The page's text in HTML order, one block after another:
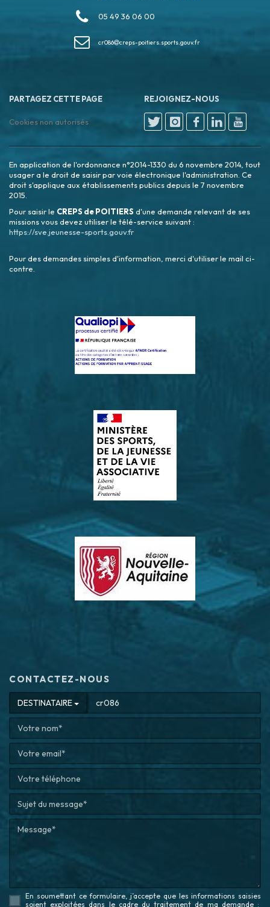
05 49 36 06 00
cr086 creps-poitiers.sports.gouv.fr
PARTAGEZ CETTE PAGE
Cookies non autorisés
REJOIGNEZ-NOUS
En application de l'ordonnance n°2014-1330 du 6 novembre 2014, tout
usager a le droit de saisir par voie électronique l'administration. Ce
droit s'applique aux établissements publics depuis le 7 novembre
2015.
Pour saisir le CREPS de POITIERS d'une demande relevant de ses
missions vous devez utiliser le télé-service suivant :
https://sve.jeunesse-sports.gouv.fr
Pour des demandes simples d'information, merci d'utiliser le mail ci-
contre.
CONTACTEZ-NOUS
DESTINATAIRE
En soumettant ce formulaire, j’accepte que les informations saisies
soient exploitées dans le cadre du traitement de ma demande :